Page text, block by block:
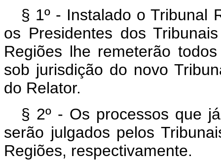
§ 1º - Instalado o Tribunal
os Presidentes dos
Regiões lhe remeterão
sob jurisdição do novo
do Relator.
§ 2º - Os processos que
serão julgados pelos
Regiões, respectivamente.